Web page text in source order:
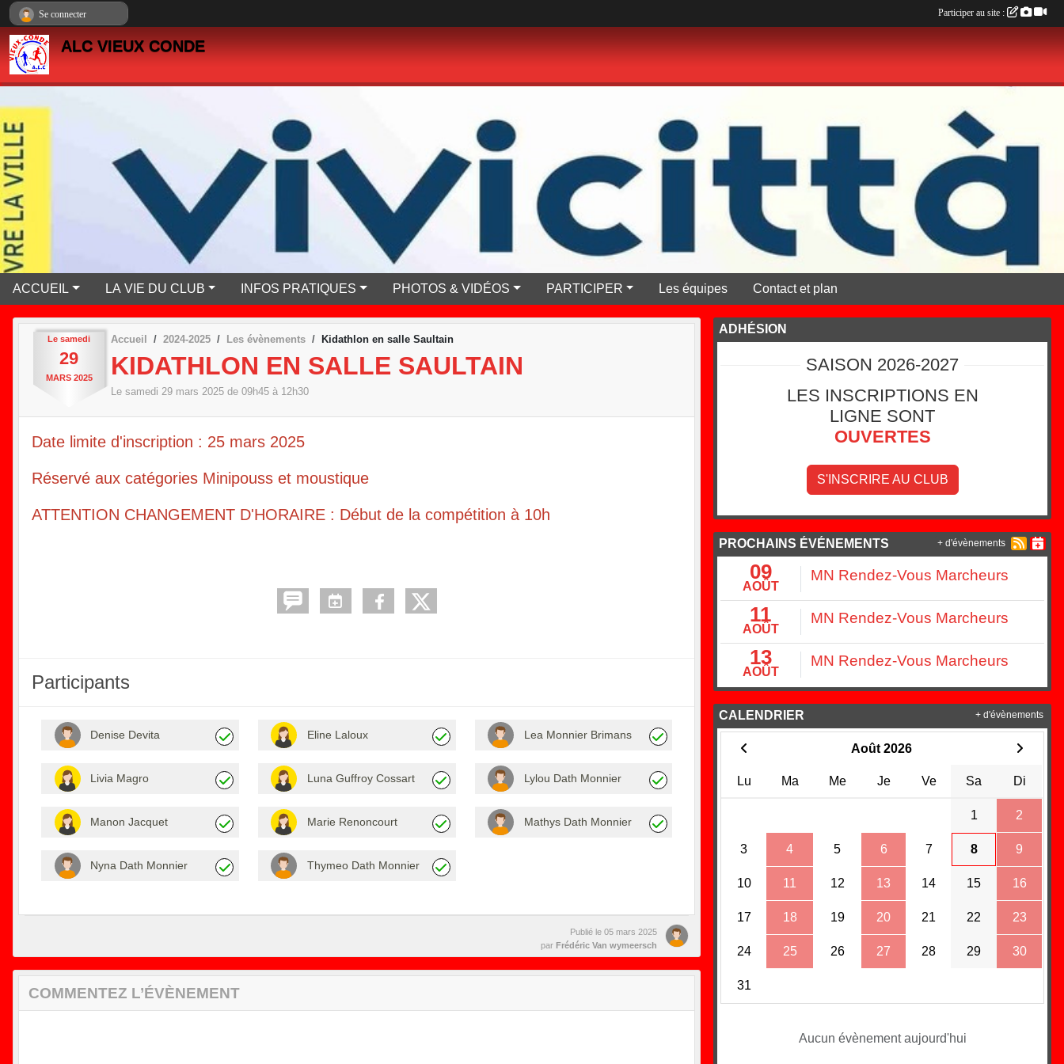
ALC VIEUX CONDE
ACCUEIL LA VIE DU CLUB INFOS PRATIQUES PHOTOS & VIDÉOS PARTICIPER Les équipes Contact et plan
Le samedi
29
MARS 2025
Accueil 2024-2025 Les évènements Kidathlon en salle Saultain
KIDATHLON EN SALLE SAULTAIN
Le samedi 29 mars 2025 de 09h45 à 12h30
Date limite d'inscription : 25 mars 2025
Réservé aux catégories Minipouss et moustique
ATTENTION CHANGEMENT D'HORAIRE : Début de la compétition à 10h
Participants
Denise Devita Eline Laloux Lea Monnier Brimans
Livia Magro Luna Guffroy Cossart Lylou Dath Monnier
Manon Jacquet Marie Renoncourt Mathys Dath Monnier
Nyna Dath Monnier Thymeo Dath Monnier
Publié le05 mars 2025
parFrédéric Van wymeersch
COMMENTEZ L’ÉVÈNEMENT
ADHÉSION
SAISON 2026-2027
LES INSCRIPTIONS EN
LIGNE SONT
OUVERTES
S'INSCRIRE AU CLUB
PROCHAINS ÉVÉNEMENTS
09
AOÛT
MN Rendez-Vous Marcheurs
11
AOÛT
MN Rendez-Vous Marcheurs
13
AOÛT
MN Rendez-Vous Marcheurs
+ d'évènements
CALENDRIER
Août 2026
Lu Ma Me Je Ve Sa Di
1 2
3 4 5 6 7 8 9
10 11 12 13 14 15 16
17 18 19 20 21 22 23
24 25 26 27 28 29 30
31
Aucun évènement aujourd'hui
+ d'évènements
Se connecter Participer au site :
Panneau de gestion des cookies